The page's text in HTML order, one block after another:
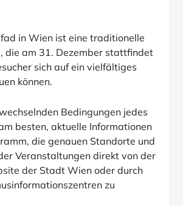
in Wien ist eine traditionelle
die am 31. Dezember stattfindet
sich auf ein vielfältiges
können.
Bedingungen jedes
besten, aktuelle Informationen
die genauen Standorte und
Veranstaltungen direkt von der
der Stadt Wien oder durch
zu